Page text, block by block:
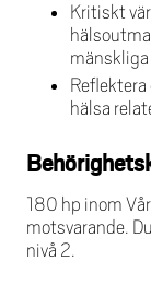
Kritiskt
hälsa
180 hp inom
motsvarande.
nivå 2.